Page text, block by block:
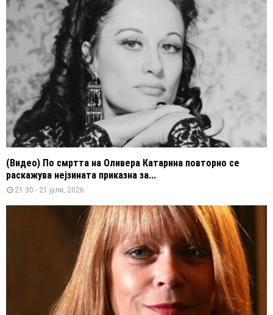
(Видео) По смртта на Оливера Катарина повторно се
раскажува нејзината приказна за...
21:30 - 21 јули, 2026